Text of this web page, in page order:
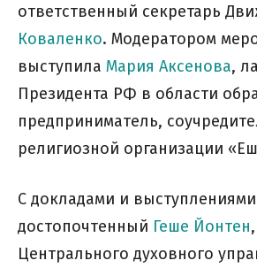
ответственный секретарь
Коваленко. Модератором
выступила Мария Аксенова,
Президента РФ в области
предприниматель,
религиозной организации
С докладами и
достопочтенный Геше Йонтен
Центрального духовного